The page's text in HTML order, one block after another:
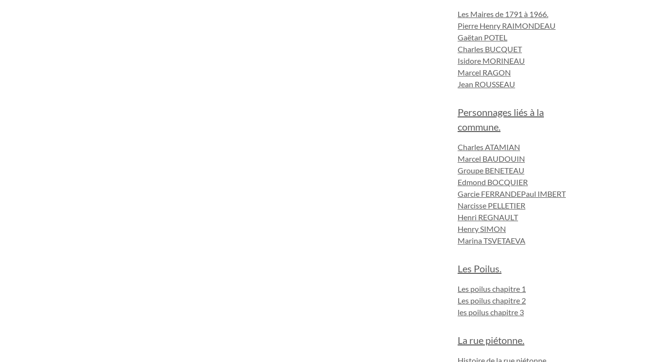
Les Maires de 1791 à 1966.
Pierre Henry RAIMONDEAU
Gaëtan POTEL
Charles BUCQUET
Isidore MORINEAU
Marcel RAGON
Jean ROUSSEAU
Personnages liés à la
commune.
Charles ATAMIAN
Marcel BAUDOUIN
Groupe BENETEAU
Edmond BOCQUIER
Garcie FERRANDEPaul IMBERT
Narcisse PELLETIER
Henri REGNAULT
Henry SIMON
Marina TSVETAEVA
Les Poilus.
Les poilus chapitre 1
Les poilus chapitre 2
les poilus chapitre 3
La rue piétonne.